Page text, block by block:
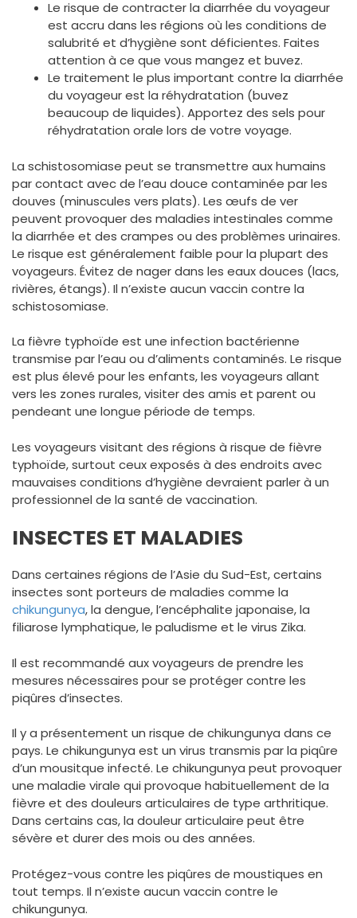
Le risque de contracter la diarrhée du voyageur
est accru dans les régions où les conditions de
salubrité et d’hygiène sont déficientes. Faites
attention à ce que vous mangez et buvez.
Le traitement le plus important contre la diarrhée
du voyageur est la réhydratation (buvez
beaucoup de liquides). Apportez des sels pour
réhydratation orale lors de votre voyage.
La schistosomiase peut se transmettre aux humains
par contact avec de l’eau douce contaminée par les
douves (minuscules vers plats). Les œufs de ver
peuvent provoquer des maladies intestinales comme
la diarrhée et des crampes ou des problèmes urinaires.
Le risque est généralement faible pour la plupart des
voyageurs. Évitez de nager dans les eaux douces (lacs,
rivières, étangs). Il n’existe aucun vaccin contre la
schistosomiase.
La fièvre typhoïde est une infection bactérienne
transmise par l’eau ou d’aliments contaminés. Le risque
est plus élevé pour les enfants, les voyageurs allant
vers les zones rurales, visiter des amis et parent ou
pendeant une longue période de temps.
Les voyageurs visitant des régions à risque de fièvre
typhoïde, surtout ceux exposés à des endroits avec
mauvaises conditions d’hygiène devraient parler à un
professionnel de la santé de vaccination.
INSECTES ET MALADIES
Dans certaines régions de l’Asie du Sud-Est, certains
insectes sont porteurs de maladies comme la
chikungunya, la dengue, l’encéphalite japonaise, la
filiarose lymphatique, le paludisme et le virus Zika.
Il est recommandé aux voyageurs de prendre les
mesures nécessaires pour se protéger contre les
piqûres d’insectes.
Il y a présentement un risque de chikungunya dans ce
pays. Le chikungunya est un virus transmis par la piqûre
d’un mousitque infecté. Le chikungunya peut provoquer
une maladie virale qui provoque habituellement de la
fièvre et des douleurs articulaires de type arthritique.
Dans certains cas, la douleur articulaire peut être
sévère et durer des mois ou des années.
Protégez-vous contre les piqûres de moustiques en
tout temps. Il n’existe aucun vaccin contre le
chikungunya.